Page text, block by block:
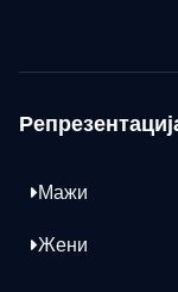
Мажи
Жени